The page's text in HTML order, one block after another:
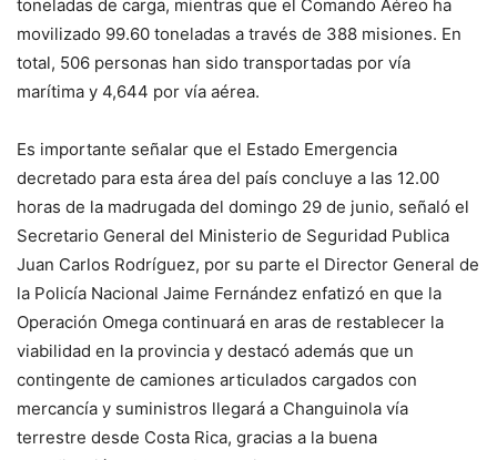
toneladas de carga, mientras que el Comando Aéreo ha
movilizado 99.60 toneladas a través de 388 misiones. En
total, 506 personas han sido transportadas por vía
marítima y 4,644 por vía aérea.
Es importante señalar que el Estado Emergencia
decretado para esta área del país concluye a las 12.00
horas de la madrugada del domingo 29 de junio, señaló el
Secretario General del Ministerio de Seguridad Publica
Juan Carlos Rodríguez, por su parte el Director General de
la Policía Nacional Jaime Fernández enfatizó en que la
Operación Omega continuará en aras de restablecer la
viabilidad en la provincia y destacó además que un
contingente de camiones articulados cargados con
mercancía y suministros llegará a Changuinola vía
terrestre desde Costa Rica, gracias a la buena